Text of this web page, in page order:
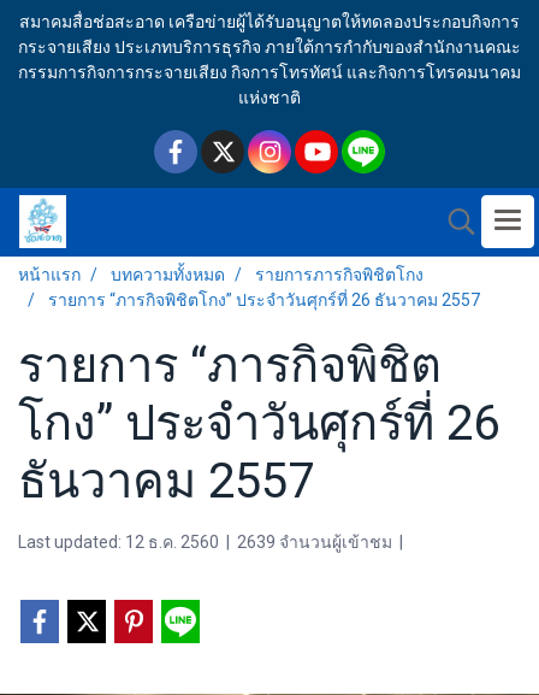
สมาคมสื่อช่อสะอาด เครือข่ายผู้ได้รับอนุญาตให้ทดลองประกอบกิจการ
กระจายเสียง ประเภทบริการธุรกิจ ภายใต้การกำกับของสำนักงานคณะ
กรรมการกิจการกระจายเสียง กิจการโทรทัศน์ และกิจการโทรคมนาคม
แห่งชาติ
หน้าแรก บทความทั้งหมด
รายการภารกิจพิชิตโกง
รายการ “ภารกิจพิชิตโกง” ประจำวันศุกร์ที่ 26 ธันวาคม 2557
รายการ “ภารกิจพิชิต
โกง” ประจำวันศุกร์ที่ 26
ธันวาคม 2557
Last updated: 12 ธ.ค. 2560 2639 จำนวนผู้เข้าชม